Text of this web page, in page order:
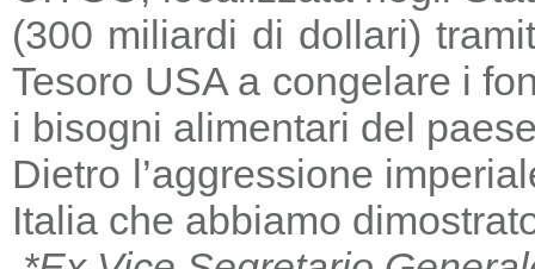
(300 miliardi di dollari)
Tesoro USA a congelare i
i bisogni alimentari del
Dietro l’aggressione
Italia che abbiamo